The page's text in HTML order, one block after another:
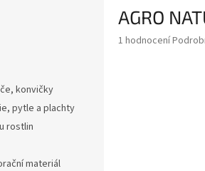
konvičky
pytle a plachty
rostlin
materiál
AGRO
Průměrné
1 hodnocení